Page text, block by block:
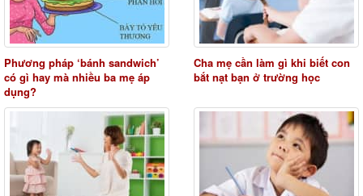
Phương pháp ‘bánh sandwich’
có gì hay mà nhiều ba mẹ áp
dụng?
Cha mẹ cần làm gì khi biết con
bắt nạt bạn ở trường học